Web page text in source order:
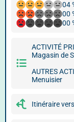
04
00
00
ACTIVITÉ
Magasin de
AUTRES
Menuisier
Itinéraire